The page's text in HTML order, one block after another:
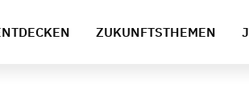
ZUKUNFTSTHEMEN